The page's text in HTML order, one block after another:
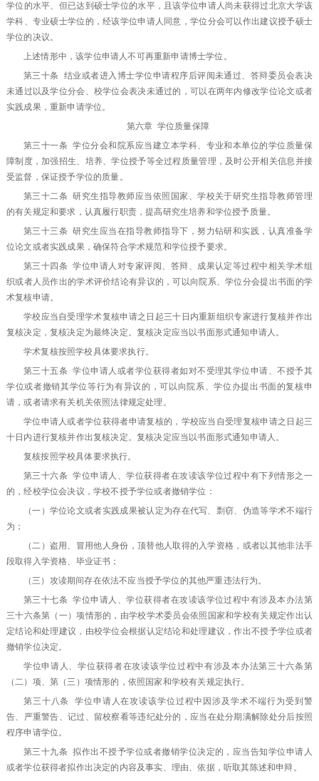
学位的水平、但已达到硕士学位的水平，且该学位申请人尚未获得过北京大学该
学科、专业硕士学位的，经该学位申请人同意，学位分会可以作出建议授予硕士
学位的决议。
上述情形中，该学位申请人不可再重新申请博士学位。
第三十条 结业或者进入博士学位申请程序后评阅未通过、答辩委员会表决
未通过以及学位分会、校学位会表决未通过的，可以在两年内修改学位论文或者
实践成果，重新申请学位。
第六章 学位质量保障
第三十一条 学位分会和院系应当建立本学科、专业和本单位的学位质量保
障制度，加强招生、培养、学位授予等全过程质量管理，及时公开相关信息并接
受监督，保证授予学位的质量。
第三十二条 研究生指导教师应当依照国家、学校关于研究生指导教师管理
的有关规定和要求，认真履行职责，提高研究生培养和学位授予质量。
第三十三条 研究生应当在指导教师指导下，努力钻研和实践，认真准备学
位论文或者实践成果，确保符合学术规范和学位授予要求。
第三十四条 学位申请人对专家评阅、答辩、成果认定等过程中相关学术组
织或者人员作出的学术评价结论有异议的，可以向院系、学位分会提出书面的学
术复核申请。
学校应当自受理学术复核申请之日起三十日内重新组织专家进行复核并作出
复核决定，复核决定为最终决定。复核决定应当以书面形式通知申请人。
学术复核按照学校具体要求执行。
第三十五条 学位申请人或者学位获得者如对不受理其学位申请、不授予其
学位或者撤销其学位等行为有异议的，可以向院系、学位办提出书面的复核申
请，或者请求有关机关依照法律规定处理。
学位申请人或者学位获得者申请复核的，学校应当自受理复核申请之日起三
十日内进行复核并作出复核决定。复核决定应当以书面形式通知申请人。
复核按照学校具体要求执行。
第三十六条 学位申请人、学位获得者在攻读该学位过程中有下列情形之一
的，经校学位会决议，学校不授予学位或者撤销学位：
（一）学位论文或者实践成果被认定为存在代写、剽窃、伪造等学术不端行
为；
（二）盗用、冒用他人身份，顶替他人取得的入学资格，或者以其他非法手
段取得入学资格、毕业证书；
（三）攻读期间存在依法不应当授予学位的其他严重违法行为。
第三十七条 学位申请人、学位获得者在攻读该学位过程中有涉及本办法第
三十六条第（一）项情形的，由学校学术委员会依照国家和学校有关规定作出认
定结论和处理建议，由校学位会根据认定结论和处理建议，作出不授予学位或者
撤销学位决定。
学位申请人、学位获得者在攻读该学位过程中有涉及本办法第三十六条第
（二）项、第（三）项情形的，依照国家和学校有关规定执行。
第三十八条 学位申请人在攻读该学位过程中因涉及学术不端行为受到警
告、严重警告、记过、留校察看等违纪处分的，应当在处分期满解除处分后按照
程序申请学位。
第三十九条 拟作出不授予学位或者撤销学位决定的，应当告知学位申请人
或者学位获得者拟作出决定的内容及事实、理由、依据，听取其陈述和申辩。